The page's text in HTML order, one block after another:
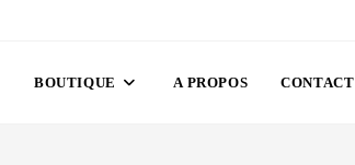
BOUTIQUE A PROPOS CONTACT